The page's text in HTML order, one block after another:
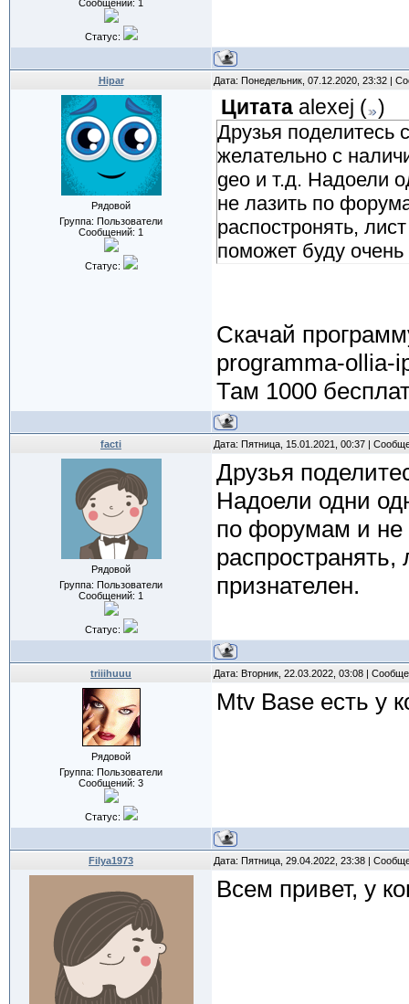
Сообщений: 1
Статус:
Hipar Дата: Понедельник, 07.12.2020, 23:32 |
Рядовой
Группа: Пользователи
Сообщений: 1
Статус:
Цитата alexej ( )
Друзья поделитесь
желательно с
geo и т.д. Надоели
не лазить по
распостронять,
поможет буду очень
Скачай
programma-ollia-
Там 1000
facti Дата: Пятница, 15.01.2021, 00:37 |
Рядовой
Группа: Пользователи
Сообщений: 1
Статус:
Друзья
Надоели одни
по форумам и
признателен.
triiihuuu Дата: Вторник, 22.03.2022, 03:08 |
Рядовой
Группа: Пользователи
Сообщений: 3
Статус:
Mtv Base есть у
Filya1973 Дата: Пятница, 29.04.2022, 23:38 |
Всем привет, у